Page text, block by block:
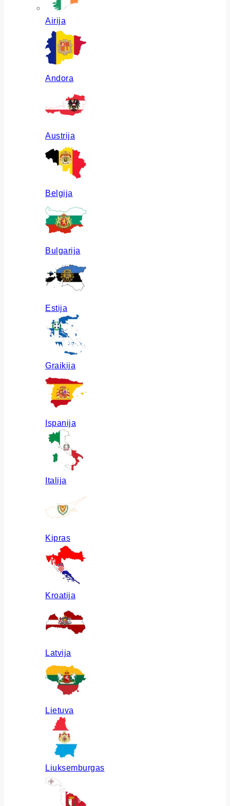
Airija
Andora
Austrija
Belgija
Bulgarija
Estija
Graikija
Ispanija
Italija
Kipras
Kroatija
Latvija
Lietuva
Liuksemburgas